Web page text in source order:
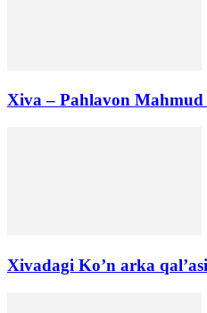
Xiva – Pahlavon
Xivadagi Ko’n arka